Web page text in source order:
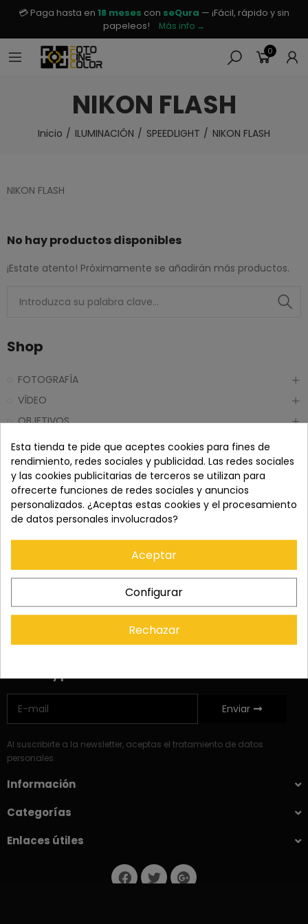
💳 Paga hasta en 18 meses con seQura — ¡Fácil, rápido y sin
papeleos!
Más info →
0
NIKON FLASH
Inicio ILUMINACIÓN SPEEDLIGHT NIKON FLASH
NIKON FLASH
No hay productos disponibles
¡Estate atento! Próximamente se añadirán más productos.
Shop
FOTOGRAFÍA
VÍDEO
OBJETIVOS
TRÍPODES
ACCESORIOS
PRISMÁTICOS Y TELESCOPIOS
ILUMINACIÓN
DRONES
Enviar
Al suscribirte a la newsletter, aceptas el tratamiento de datos
personales
Información
Categorías
Enlaces útiles
Esta tienda te pide que aceptes cookies para fines de
rendimiento, redes sociales y publicidad. Las redes sociales
y las cookies publicitarias de terceros se utilizan para
ofrecerte funciones de redes sociales y anuncios
personalizados. ¿Aceptas estas cookies y el procesamiento
de datos personales involucrados?
Aceptar
Configurar
Rechazar